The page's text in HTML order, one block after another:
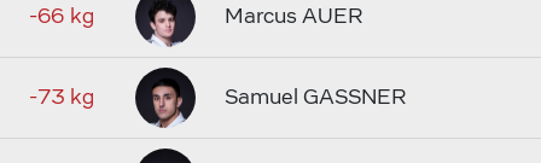
-66 kg Marcus AUER
-73 kg Samuel GASSNER